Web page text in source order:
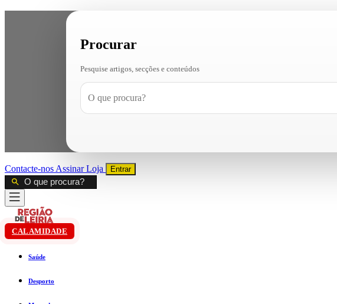
Procurar
Pesquise artigos, secções e conteúdos
Contacte-nos AssinarLoja Entrar
CALAMIDADE
Saúde
Desporto